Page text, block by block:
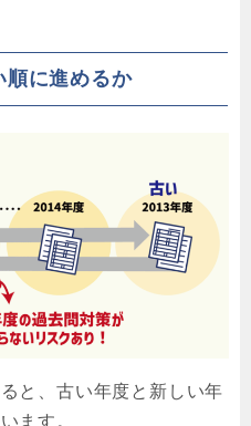
順に進めるか
と、古い年度と新しい年
ます。